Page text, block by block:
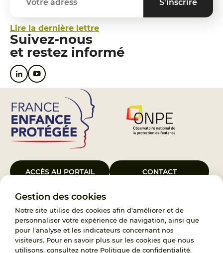
Gestion des cookies
Notre site utilise des cookies afin d'améliorer et de
personnaliser votre expérience de navigation, ainsi que
pour l'analyse et les indicateurs concernant nos
visiteurs. Pour en savoir plus sur les cookies que nous
utilisons, consultez notre Politique de confidentialité.
Lire la dernière lettre
Suivez-nous
et restez informé
ACCÈS AU PORTAIL CONTACT
Le Groupement d’Intérêt Public France Enfance Protégée, créé le 5
janvier 2023, a pour objet d’assurer les missions de service public du
119, d’accompagnement des adoptants et de traitement des
demandes d’accès aux origines personnelles. France Enfance
Protégée est également un observatoire et une ressource pour
l’ensemble des professionnels, ainsi qu’un appui à l’élaboration de la